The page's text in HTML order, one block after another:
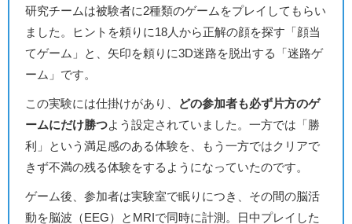
研究チームは被験者に2種類のゲームをプレイしてもらい
ました。ヒントを頼りに18人から正解の顔を探す「顔当
てゲーム」と、矢印を頼りに3D迷路を脱出する「迷路ゲ
ーム」です。
この実験には仕掛けがあり、
どの参加者も必ず片方のゲ
ームにだけ勝つ よう設定されていました。一方では「勝
利」という満足感のある体験を、もう一方ではクリアで
きず不満の残る体験をするようになっていたのです。
ゲーム後、参加者は実験室で眠りにつき、その間の脳活
動を脳波（EEG）とMRIで同時に計測。日中プレイした